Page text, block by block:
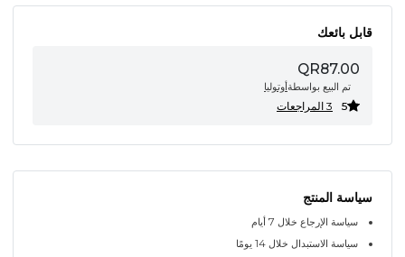
قابل بائعك
QR87.00
تم البيع بواسطةأوتوليا
5 3 المراجعات
سياسة المنتج
سياسة الإرجاع خلال 7 أيام
سياسة الاستبدال خلال 14 يومًا